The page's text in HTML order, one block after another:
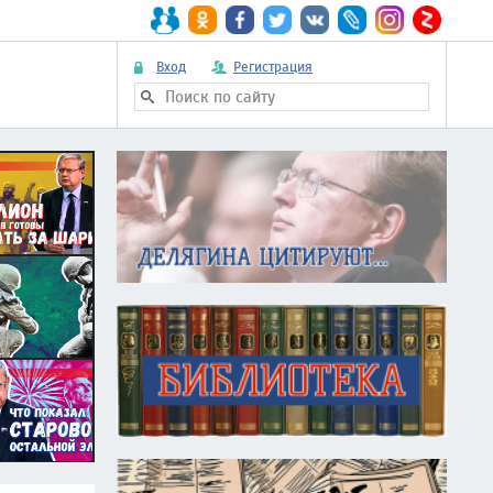
Вход Регистрация